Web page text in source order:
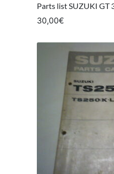
Parts list SUZUKI GT
30,00€